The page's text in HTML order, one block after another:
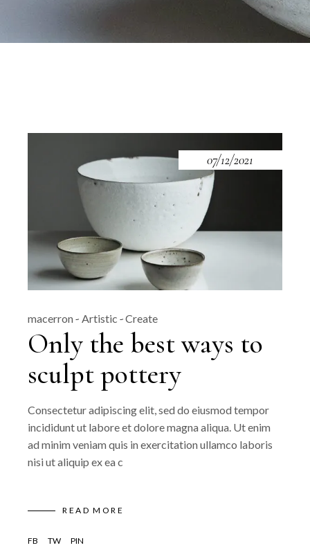
07/12/2021
macerron Artistic Create
Only the best ways to
sculpt pottery
Consectetur adipiscing elit, sed do eiusmod tempor
incididunt ut labore et dolore magna aliqua. Ut enim
ad minim veniam quis in exercitation ullamco laboris
nisi ut aliquip ex ea c
READ MORE
FB TW PIN